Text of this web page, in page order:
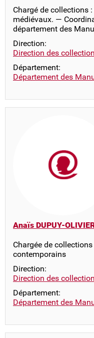
Chargé de collections
médiévaux. —
département des
Direction:
Direction des
Département:
Département des
Anaïs DUPUY-
Chargée de
contemporains
Direction:
Direction des
Département:
Département des